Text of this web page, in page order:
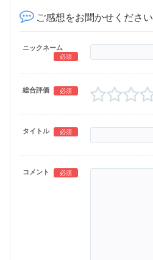
ご感想をお聞かせください
ニックネーム
必須
総合評価 必須
タイトル 必須
コメント 必須